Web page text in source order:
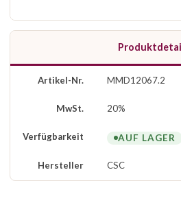
Artikel-Nr. MMD12067.2
MwSt. 20%
Verfügbarkeit AUF LAGER
Hersteller CSC